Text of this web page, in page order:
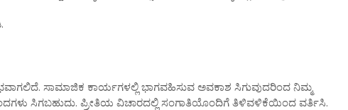
ಸಾಮಾಜಿಕ ಕಾರ್ಯಗಳಲ್ಲಿ ಭಾಗವಹಿಸುವ ಅವಕಾಶ ಸಿಗುವುದರಿಂದ ನಿಮ್ಮ
ಸಿಗಬಹುದು. ಪ್ರೀತಿಯ ವಿಚಾರದಲ್ಲಿ ಸಂಗಾತಿಯೊಂದಿಗೆ ತಿಳಿವಳಿಕೆಯಿಂದ ವರ್ತಿಸಿ.